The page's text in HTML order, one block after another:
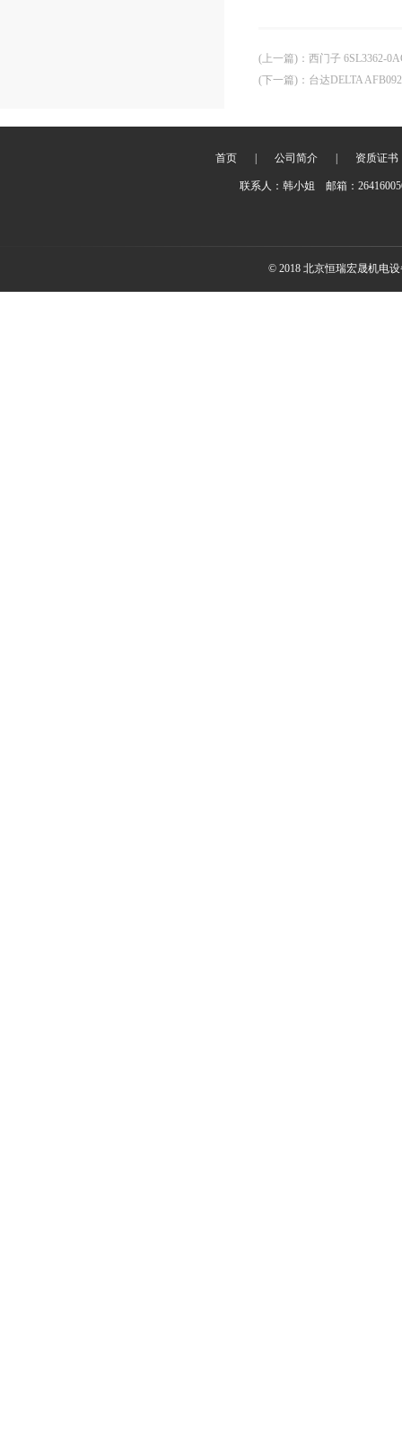
(上一篇) ： 西门子 6SL3362-
(下一篇) ： 台达DELTA
首页 公司简介 资质证书
联系人：韩小姐 邮箱：
© 2018 北京恒瑞宏晟机电